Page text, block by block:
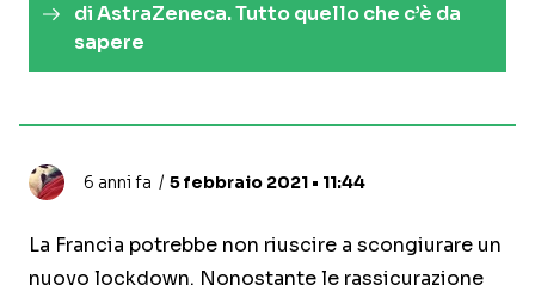
di AstraZeneca. Tutto quello che c’è da
sapere
6 anni fa 5 febbraio 2021 • 11:44
La Francia potrebbe non riuscire a scongiurare un
nuovo lockdown. Nonostante le rassicurazione